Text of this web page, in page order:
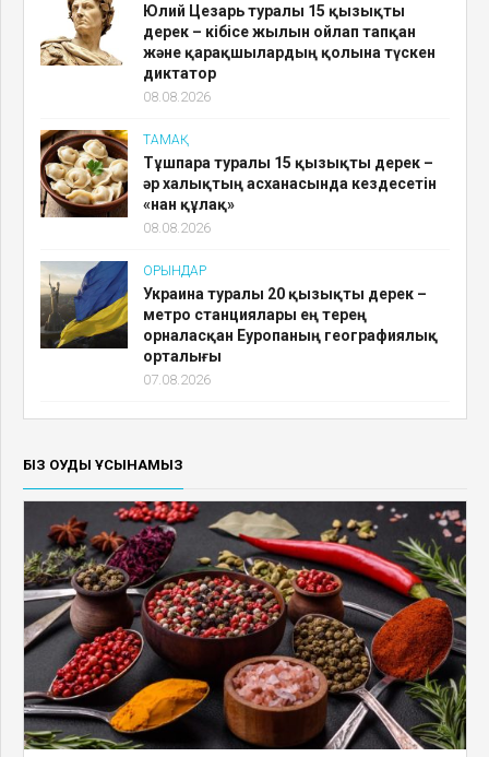
Юлий Цезарь туралы 15 қызықты
дерек – кібісе жылын ойлап тапқан
және қарақшылардың қолына түскен
диктатор
08.08.2026
ТАМАҚ
Тұшпара туралы 15 қызықты дерек –
әр халықтың асханасында кездесетін
«нан құлақ»
08.08.2026
ОРЫНДАР
Украина туралы 20 қызықты дерек –
метро станциялары ең терең
орналасқан Еуропаның географиялық
орталығы
07.08.2026
БІЗ ОҚУДЫ ҰСЫНАМЫЗ